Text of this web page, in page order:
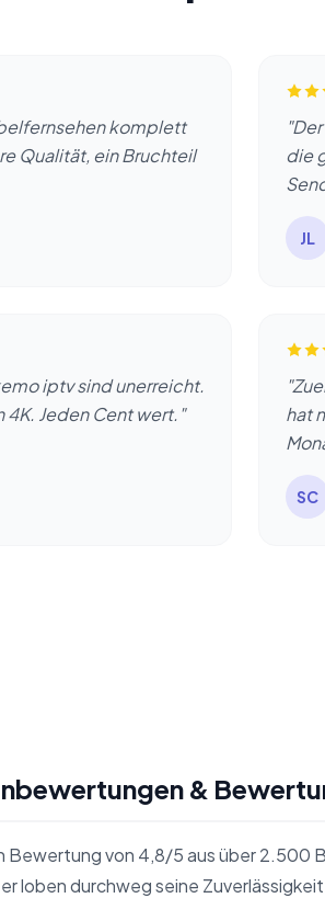
komplett
Qualität, ein Bruchteil
die
JL
iptv sind unerreicht.
Jeden Cent wert."
hat
SC
&
Bewertung von 4,8/5 aus über 2.500
loben durchweg seine